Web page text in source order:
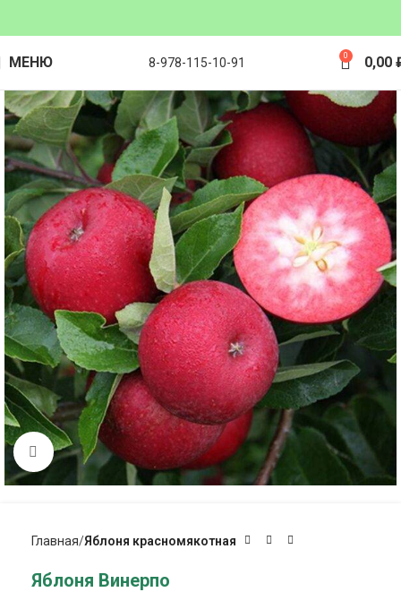
МЕНЮ 8-978-115-10-91 0 0,00
Click to enlarge
Главная Яблоня красномякотная
Яблоня Винерпо